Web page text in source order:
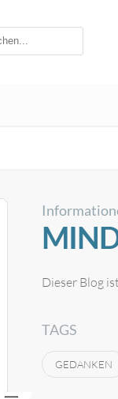
Dieser Blog
TAGS
GEDANKEN